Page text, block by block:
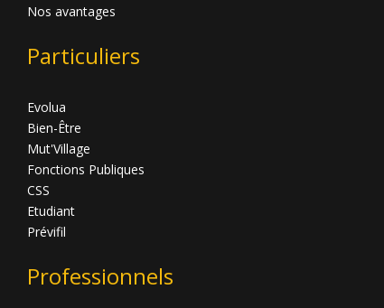
Nos avantages
Particuliers
Evolua
Bien-Être
Mut'Village
Fonctions Publiques
CSS
Etudiant
Prévifil
Professionnels